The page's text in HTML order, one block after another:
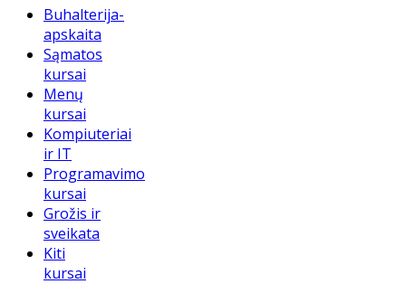
Buhalterija-
apskaita
Sąmatos
kursai
Menų
kursai
Kompiuteriai
ir IT
Programavimo
kursai
Grožis ir
sveikata
Kiti
kursai